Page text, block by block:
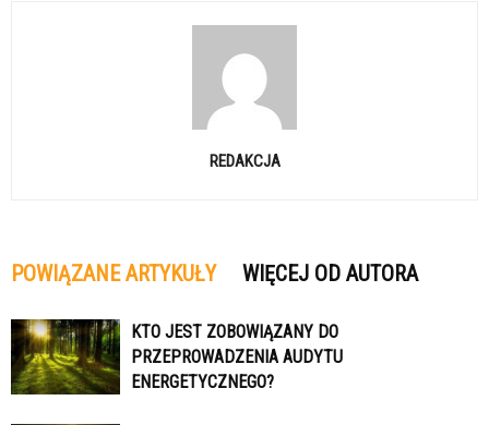
REDAKCJA
POWIĄZANE ARTYKUŁY WIĘCEJ OD AUTORA
KTO JEST ZOBOWIĄZANY DO
PRZEPROWADZENIA AUDYTU
ENERGETYCZNEGO?